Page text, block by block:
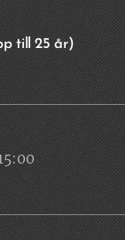
till 25 år)